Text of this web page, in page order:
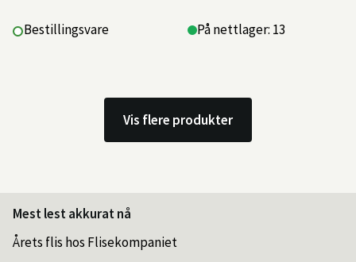
Bestillingsvare På nettlager: 13
Vis flere produkter
Mest lest akkurat nå
Årets flis hos Flisekompaniet